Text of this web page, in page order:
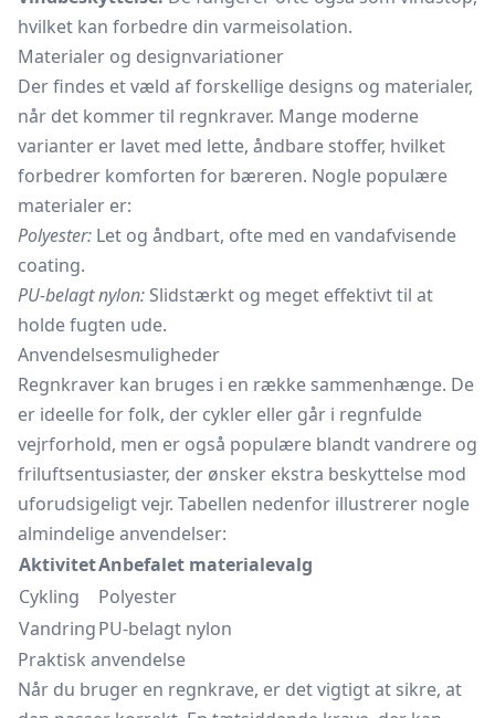
hvilket kan forbedre din varmeisolation.
Materialer og designvariationer
Der findes et væld af forskellige designs og materialer,
når det kommer til regnkraver. Mange moderne
varianter er lavet med lette, åndbare stoffer, hvilket
forbedrer komforten for bæreren. Nogle populære
materialer er:
Polyester: Let og åndbart, ofte med en vandafvisende
coating.
PU-belagt nylon: Slidstærkt og meget effektivt til at
holde fugten ude.
Anvendelsesmuligheder
Regnkraver kan bruges i en række sammenhænge. De
er ideelle for folk, der cykler eller går i regnfulde
vejrforhold, men er også populære blandt vandrere og
friluftsentusiaster, der ønsker ekstra beskyttelse mod
uforudsigeligt vejr. Tabellen nedenfor illustrerer nogle
almindelige anvendelser:
AktivitetAnbefalet materialevalg
Cykling
Polyester
VandringPU-belagt nylon
Praktisk anvendelse
Når du bruger en regnkrave, er det vigtigt at sikre, at